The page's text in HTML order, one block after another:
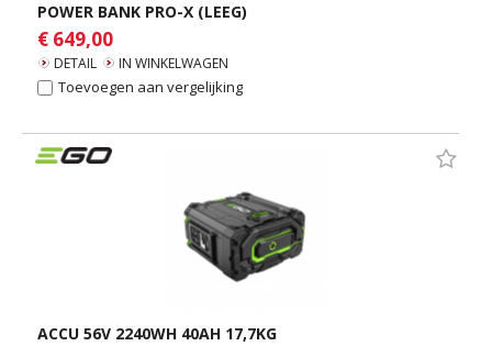
POWER BANK PRO-X (LEEG)
€ 649,00
DETAIL IN WINKELWAGEN
Toevoegen aan vergelijking
ACCU 56V 2240WH 40AH 17,7KG